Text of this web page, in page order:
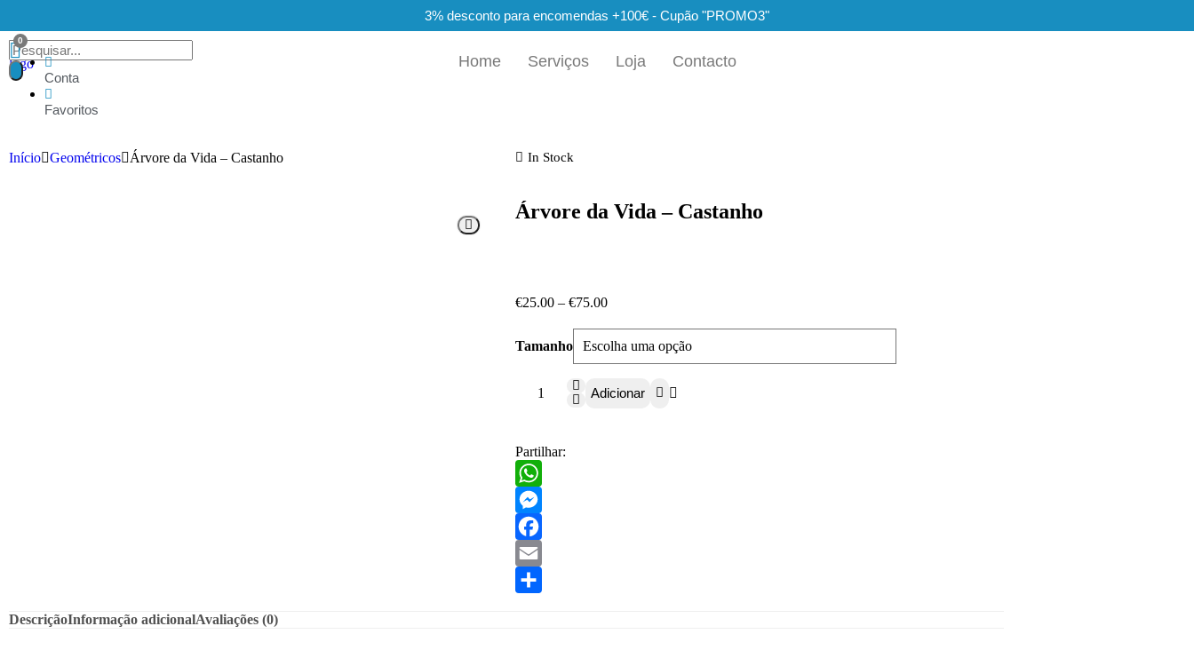
3% desconto para encomendas +100€ - Cupão "PROMO3"
Conta
Favoritos
Home Serviços Loja Contacto
Início Geométricos Árvore da Vida – Castanho In Stock
Árvore da Vida – Castanho
€25.00 – €75.00
Tamanho
Adicionar
Partilhar:
WhatsApp
Messenger
Facebook
Email
DescriçãoInformação adicionalAvaliações (0)